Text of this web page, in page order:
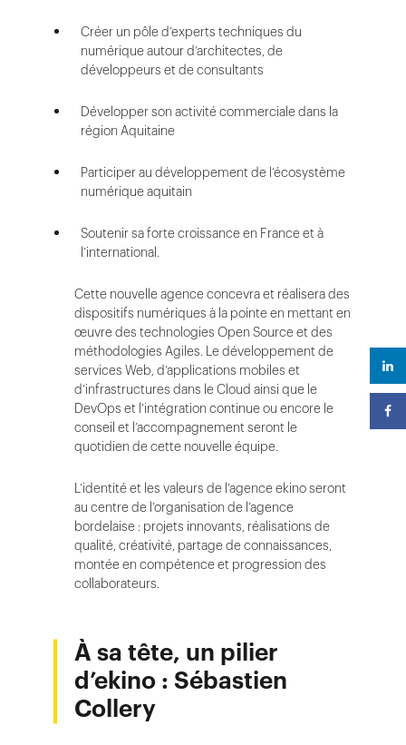
Créer un pôle d’experts techniques du
numérique autour d’architectes, de
développeurs et de consultants
Développer son activité commerciale dans la
région Aquitaine
Participer au développement de l’écosystème
numérique aquitain
Soutenir sa forte croissance en France et à
l’international.
Cette nouvelle agence concevra et réalisera des
dispositifs numériques à la pointe en mettant en
œuvre des technologies Open Source et des
méthodologies Agiles. Le développement de
services Web, d’applications mobiles et
d’infrastructures dans le Cloud ainsi que le
DevOps et l’intégration continue ou encore le
conseil et l’accompagnement seront le
quotidien de cette nouvelle équipe.
L’identité et les valeurs de l’agence ekino seront
au centre de l’organisation de l’agence
bordelaise : projets innovants, réalisations de
qualité, créativité, partage de connaissances,
montée en compétence et progression des
collaborateurs.
À sa tête, un pilier
d’ekino : Sébastien
Collery